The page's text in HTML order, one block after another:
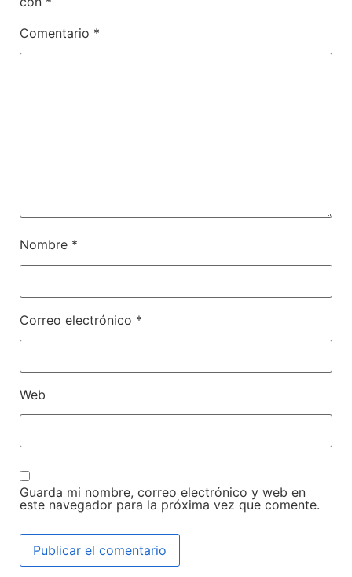
Comentario *
Nombre *
Correo electrónico *
Web
Guarda mi nombre, correo electrónico y web en
este navegador para la próxima vez que comente.